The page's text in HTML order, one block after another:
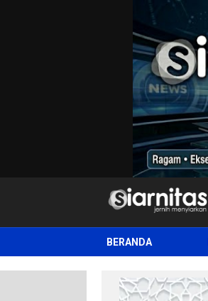
siarnitas
Jernih Menyiarkan
BERANDA